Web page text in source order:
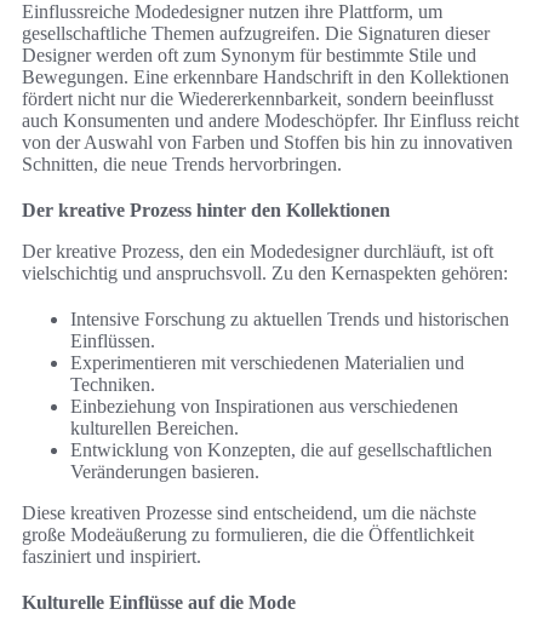
Einflussreiche Modedesigner nutzen ihre Plattform, um
gesellschaftliche Themen aufzugreifen. Die Signaturen dieser
Designer werden oft zum Synonym für bestimmte Stile und
Bewegungen. Eine erkennbare Handschrift in den Kollektionen
fördert nicht nur die Wiedererkennbarkeit, sondern beeinflusst
auch Konsumenten und andere Modeschöpfer. Ihr Einfluss reicht
von der Auswahl von Farben und Stoffen bis hin zu innovativen
Schnitten, die neue Trends hervorbringen.
Der kreative Prozess hinter den Kollektionen
Der kreative Prozess, den ein Modedesigner durchläuft, ist oft
vielschichtig und anspruchsvoll. Zu den Kernaspekten gehören:
Intensive Forschung zu aktuellen Trends und historischen
Einflüssen.
Experimentieren mit verschiedenen Materialien und
Techniken.
Einbeziehung von Inspirationen aus verschiedenen
kulturellen Bereichen.
Entwicklung von Konzepten, die auf gesellschaftlichen
Veränderungen basieren.
Diese kreativen Prozesse sind entscheidend, um die nächste
große Modeäußerung zu formulieren, die die Öffentlichkeit
fasziniert und inspiriert.
Kulturelle Einflüsse auf die Mode